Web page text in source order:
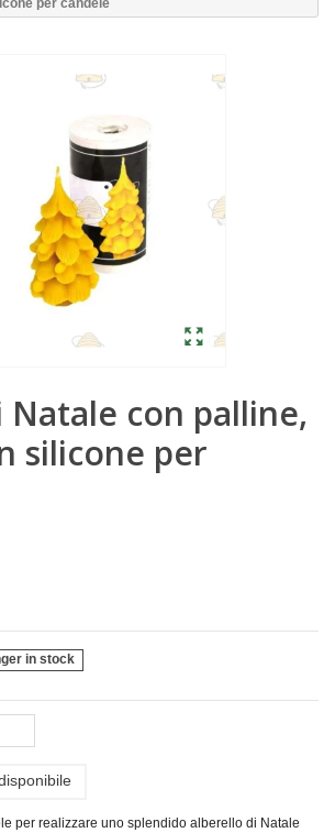
con palline,
silicone per
in stock
per realizzare uno splendido alberello di Natale